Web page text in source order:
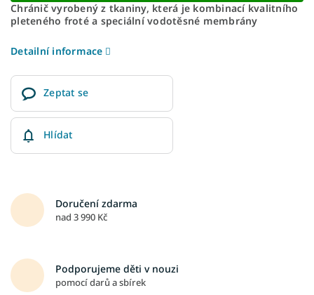
Chránič vyrobený z tkaniny, která je kombinací kvalitního
pleteného froté a speciální vodotěsné membrány
Detailní informace
Zeptat se
Hlídat
Doručení zdarma
nad 3 990 Kč
Podporujeme děti v nouzi
pomocí darů a sbírek